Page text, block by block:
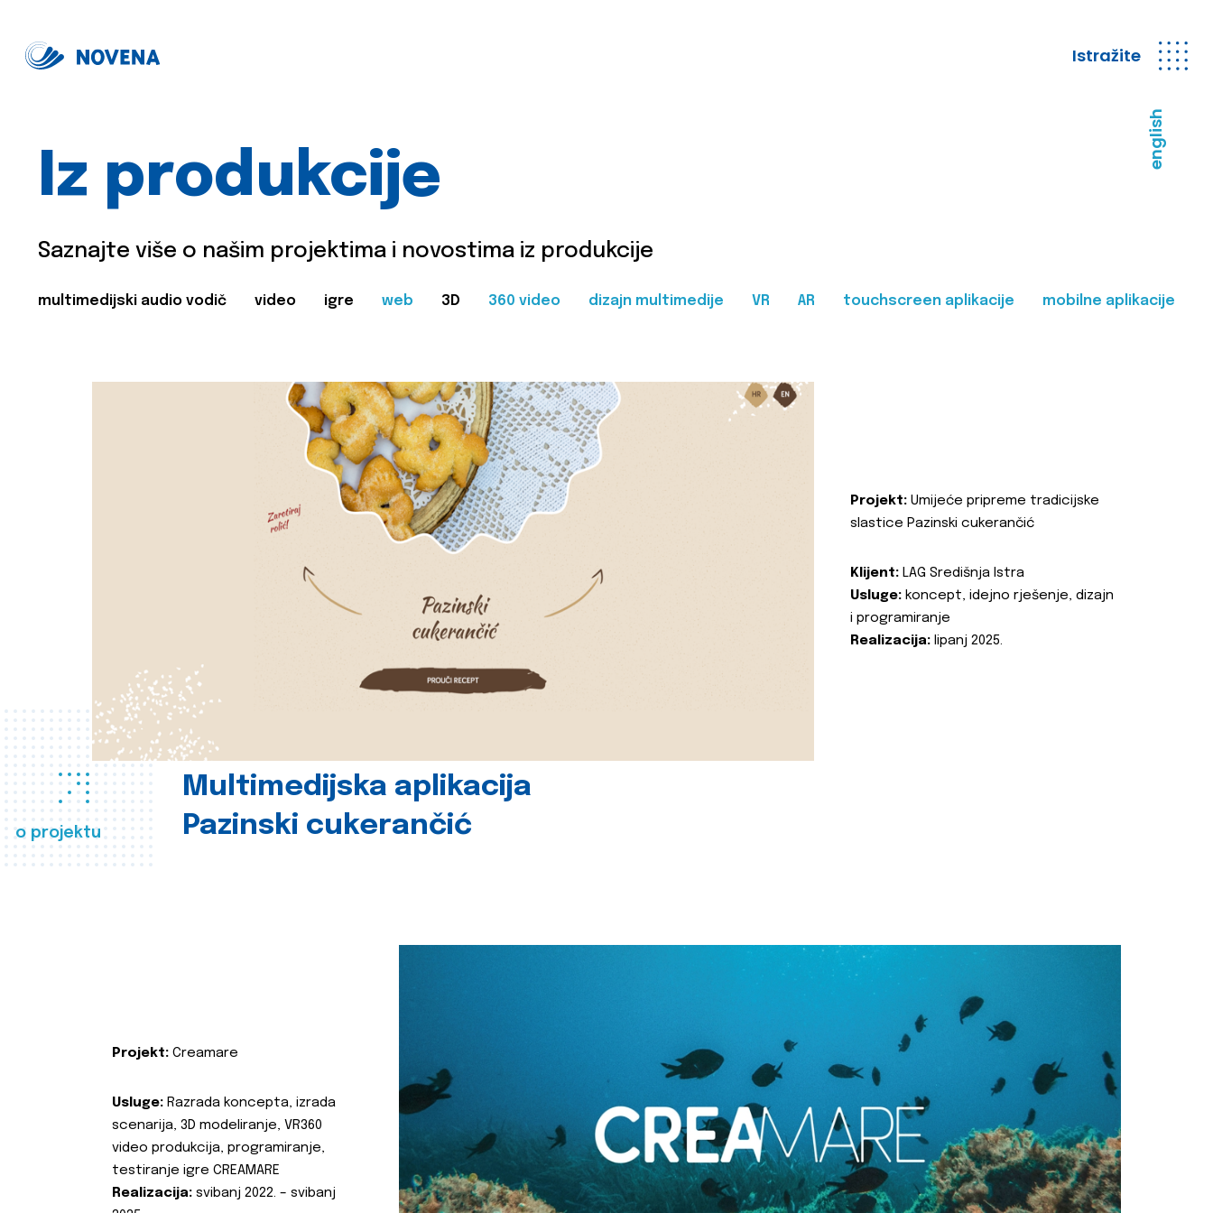
Istražite
english
Iz produkcije
Saznajte više o našim projektima i novostima iz produkcije
multimedijski audio vodič video igre web 3D 360 video dizajn multimedije VR AR touchscreen aplikacije mobilne aplikacije
o projektu
Multimedijska aplikacija
Pazinski cukerančić
Projekt: Umijeće pripreme tradicijske
slastice Pazinski cukerančić
Klijent: LAG Središnja Istra
Usluge: koncept, idejno rješenje, dizajn
i programiranje
Realizacija: lipanj 2025.
Projekt: Creamare
Usluge: Razrada koncepta, izrada
scenarija, 3D modeliranje, VR360
video produkcija, programiranje,
testiranje igre CREAMARE
Realizacija: svibanj 2022. – svibanj